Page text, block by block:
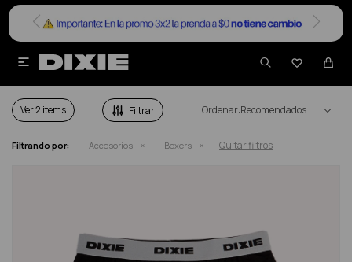


BOXERS HOMBRE
Ver Recomendados
Filtrando por: Accesorios Boxers Quitar filtros